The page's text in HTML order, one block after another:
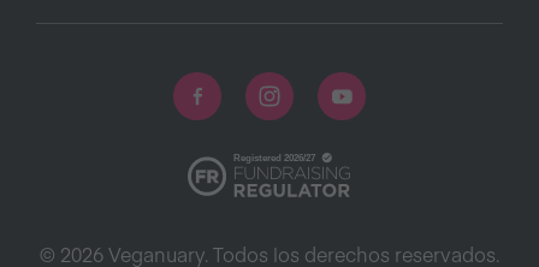
© 2026 Veganuary. Todos los derechos reservados.